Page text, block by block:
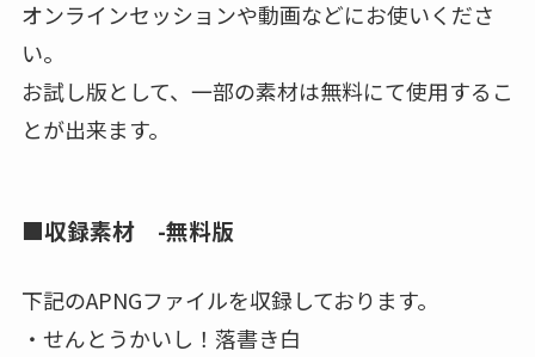
オンラインセッションや動画などにお使いくださ
い。
お試し版として、一部の素材は無料にて使用するこ
とが出来ます。
■収録素材 -無料版
下記のAPNGファイルを収録しております。
・せんとうかいし！落書き白